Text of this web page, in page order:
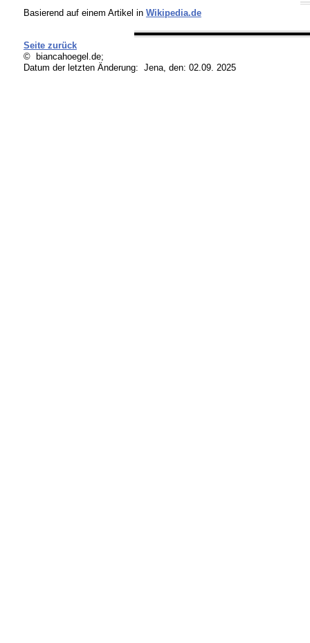
Basierend auf einem Artikel in Wikipedia.de
Seite zurück
© biancahoegel.de;
Datum der letzten Änderung: Jena, den: 02.09. 2025